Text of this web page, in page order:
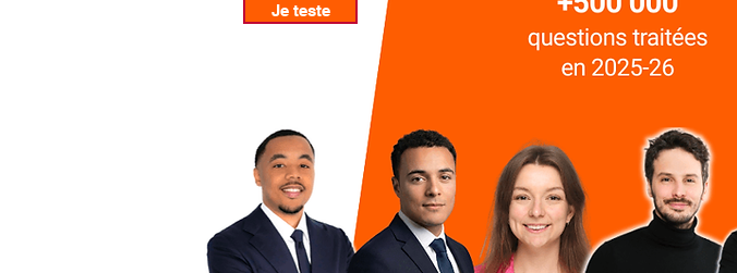
Je teste